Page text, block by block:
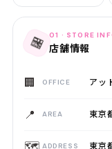
🏪 01 · STORE
店舗情報
🏢 OFFICE アッ
📍 AREA 東京
ADDRESS 東京